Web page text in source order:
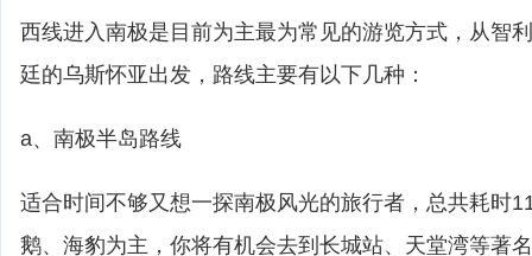
西线进入南极是目前为主最为常见的游览方式，从智
廷的乌斯怀亚出发，路线主要有以下几种：
a、南极半岛路线
适合时间不够又想一探南极风光的旅行者，总共耗时
鹅、海豹为主，你将有机会去到长城站、天堂湾等著